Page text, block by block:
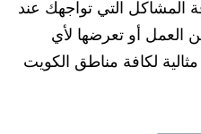
المشاكل التي تواجهك عند
العمل أو تعرضها لأي
لكافة مناطق الكويت